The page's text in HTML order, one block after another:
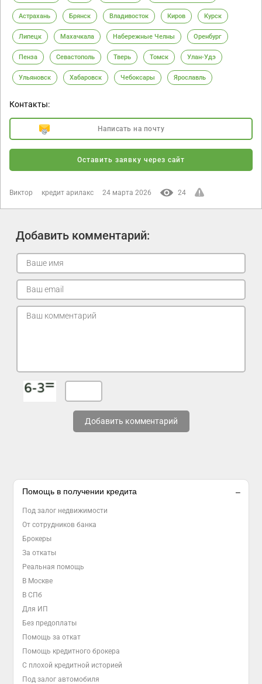
Астрахань Брянск Владивосток Киров Курск
Липецк Махачкала Набережные Челны Оренбург
Пенза Севастополь Тверь Томск Улан-Удэ
Ульяновск Хабаровск Чебоксары Ярославль
Контакты:
Написать на почту
Оставить заявку через сайт
Виктор кредит арилакс 24 марта 2026 24
Добавить комментарий:
Добавить комментарий
Помощь в получении кредита
Под залог недвижимости
От сотрудников банка
Брокеры
За откаты
Реальная помощь
В Москве
В СПб
Для ИП
Без предоплаты
Помощь за откат
Помощь кредитного брокера
С плохой кредитной историей
Под залог автомобиля